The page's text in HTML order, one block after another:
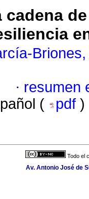
cadena
Briones,
· resumen
(
pdf )
Todo el
Av. Antonio José de